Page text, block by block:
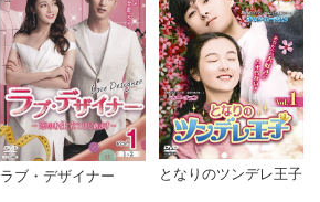
ラブ・デザイナー となりのツンデレ王子